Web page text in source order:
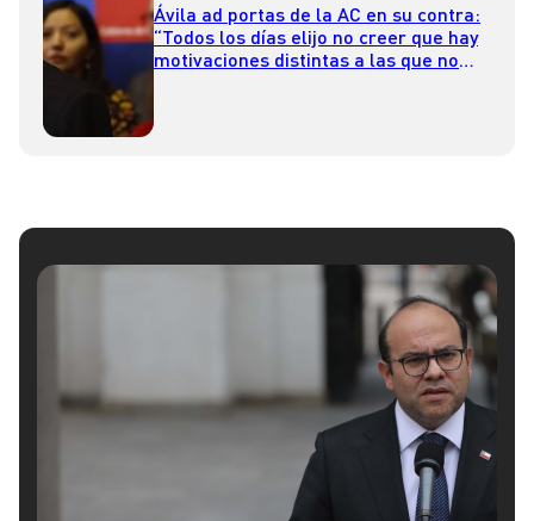
Ávila ad portas de la AC en su contra:
“Todos los días elijo no creer que hay
motivaciones distintas a las que no